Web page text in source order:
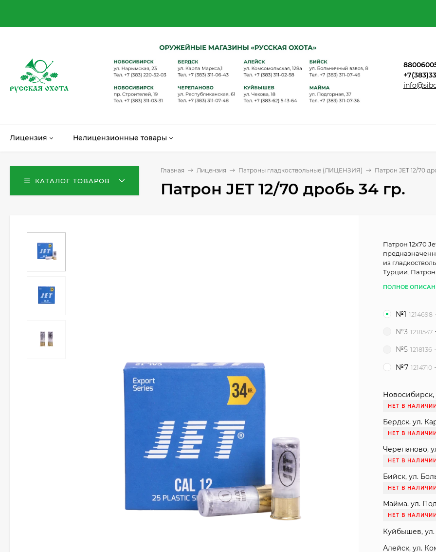
Лицензия Нелицензионные товары
КАТАЛОГ ТОВАРОВ
Главная Лицензия Патроны гладкоствольные (ЛИЦЕНЗИЯ) Патрон JET 12/70
Патрон JET 12/70 дробь 34 гр.
Патрон 12x70
из
Турции.
ПОЛНОЕ
№1 1214698
№3 1218547
№5 1218136
№7 1214710
Новосибирск,
НЕТ В
Бердск, ул.
НЕТ В
Черепаново,
НЕТ В
Бийск, ул.
НЕТ В
Майма, ул.
НЕТ В
Куйбышев, ул.
Алейск, ул.